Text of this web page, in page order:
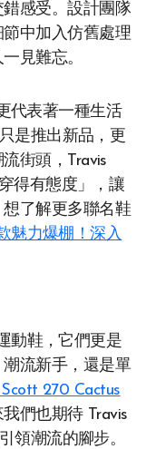
感受。設計團隊
中加入仿舊處理
見難忘。
代表著一種生活
是推出新品，更
街頭，Travis
得有態度」，讓
了解更多聯名鞋
魅力爆棚！深入
動鞋，它們更是
流新手，還是單
270 Cactus
們也期待 Travis
領潮流的腳步。